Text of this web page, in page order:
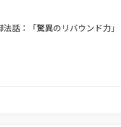
話：「驚異のリバウンド力